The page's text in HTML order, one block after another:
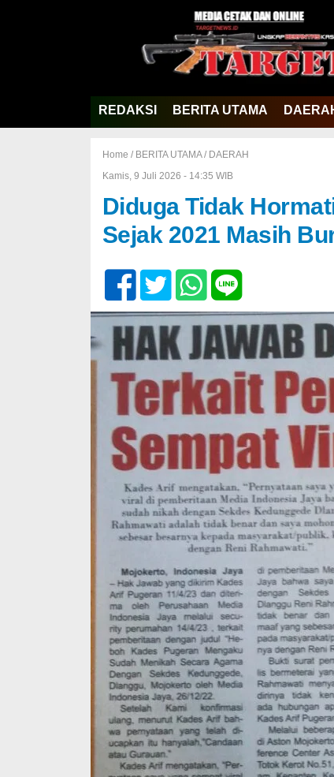
REDAKSI BERITA UTAMA
Home / BERITA UTAMA/ DAERAH
Kamis, 9 Juli 2026 - 14:35 WIB
Diduga Tidak
Sejak 2021 Masih